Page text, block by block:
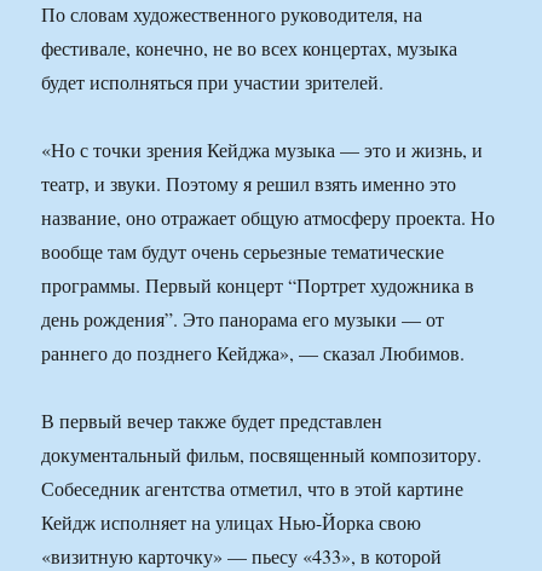
По словам художественного руководителя, на
фестивале, конечно, не во всех концертах, музыка
будет исполняться при участии зрителей.
«Но с точки зрения Кейджа музыка — это и жизнь, и
театр, и звуки. Поэтому я решил взять именно это
название, оно отражает общую атмосферу проекта. Но
вообще там будут очень серьезные тематические
программы. Первый концерт “Портрет художника в
день рождения”. Это панорама его музыки — от
раннего до позднего Кейджа», — сказал Любимов.
В первый вечер также будет представлен
документальный фильм, посвященный композитору.
Собеседник агентства отметил, что в этой картине
Кейдж исполняет на улицах Нью-Йорка свою
«визитную карточку» — пьесу «433», в которой